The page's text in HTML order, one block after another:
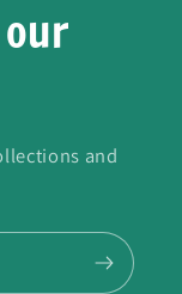
and